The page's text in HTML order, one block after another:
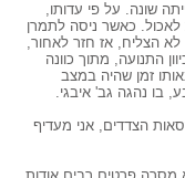
של הנתבע 1 הייתה שונה. על פי עדותו,
כאשר ניסה לתמרן
הצליח, אז חזר לאחור,
התנועה, מתוך כוונה
זמן שהיה במצב
בו נהגה גב' איבגי.
הצדדים, אני מעדיף